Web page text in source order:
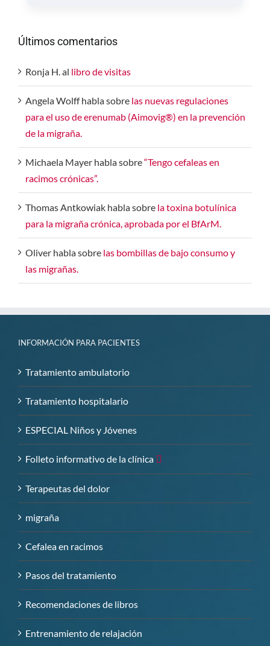
Últimos comentarios
Ronja H. al libro de visitas
Angela Wolffhabla sobre las nuevas regulaciones
para el uso de erenumab (Aimovig®) en la prevención
de la migraña.
Michaela Mayer habla sobre“Tengo cefaleas en
racimos crónicas”.
Thomas Antkowiak habla sobre la toxina botulínica
para la migraña crónica, aprobada por el BfArM.
Oliver habla sobre las bombillas de bajo consumo y
las migrañas.
INFORMACIÓN PARA PACIENTES
Tratamiento ambulatorio
Tratamiento hospitalario
ESPECIAL Niños y Jóvenes
Folleto informativo de la clínica
Terapeutas del dolor
migraña
Cefalea en racimos
Pasos del tratamiento
Recomendaciones de libros
Entrenamiento de relajación